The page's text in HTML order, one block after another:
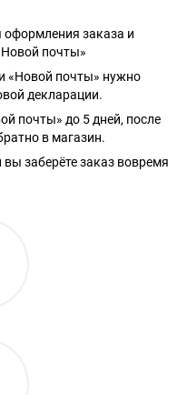
оформления заказа и
почты»
«Новой почты» нужно
декларации.
почты» до 5 дней, после
в магазин.
заберёте заказ вовремя